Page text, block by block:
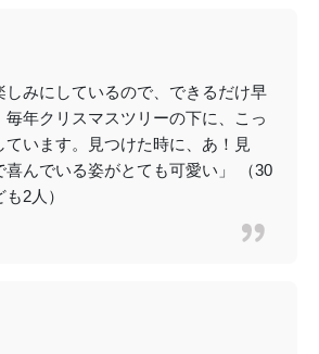
しみにしているので、できるだけ早
毎年クリスマスツリーの下に、こっ
ています。見つけた時に、あ！見
喜んでいる姿がとても可愛い」 （30
2人）